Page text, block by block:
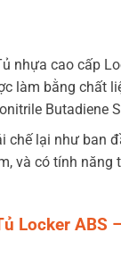
nhựa cao cấp
làm bằng chất
Butadiene
chế lại như ban
và có tính năng
Locker ABS